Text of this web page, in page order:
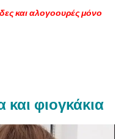
και αλογοουρές μόνο
και φιογκάκια